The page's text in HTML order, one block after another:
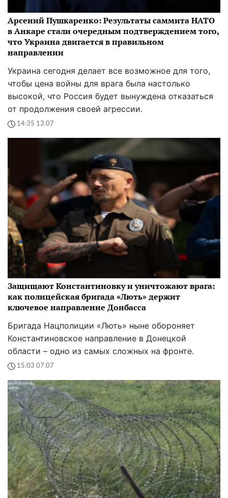
Арсений Пушкаренко: Результаты саммита НАТО
в Анкаре стали очередным подтверждением того,
что Украина двигается в правильном
направлении
Украина сегодня делает все возможное для того,
чтобы цена войны для врага была настолько
высокой, что Россия будет вынуждена отказаться
от продолжения своей агрессии.
14:35 13.07
Защищают Константиновку и уничтожают врага:
как полицейская бригада «Лють» держит
ключевое направление Донбасса
Бригада Нацполиции «Лють» ныне обороняет
Константиновское направление в Донецкой
области – одно из самых сложных на фронте.
15:03 07.07